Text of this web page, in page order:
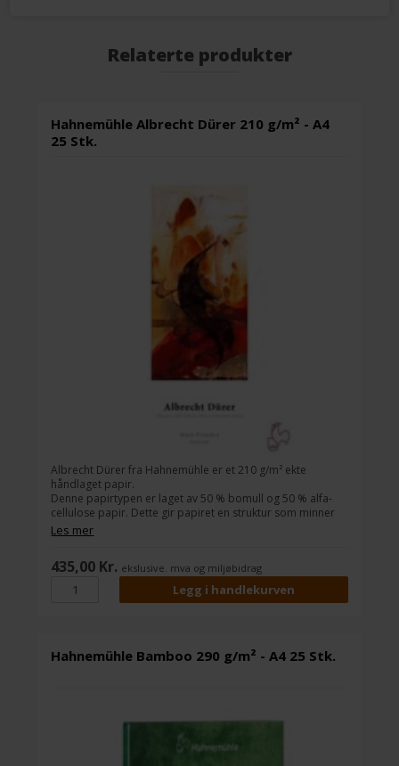
Relaterte produkter
Hahnemühle Albrecht Dürer 210 g/m² - A4
25 Stk.
Albrecht Dürer fra Hahnemühle er et 210 g/m² ekte
håndlaget papir.
Denne papirtypen er laget av 50 % bomull og 50 % alfa-
cellulose papir. Dette gir papiret en struktur som minner
om gamle akvarellmalerier.
Albrecht Dürer lever opp til bransjestandardene til
følelse og overflate som ekte kunstpapir.
Denne typen papir kan brukes av både fotografer til
Les mer
435,00 Kr. ekslusive. mva og miljøbidrag
Hahnemühle Bamboo 290 g/m² - A4 25 Stk.